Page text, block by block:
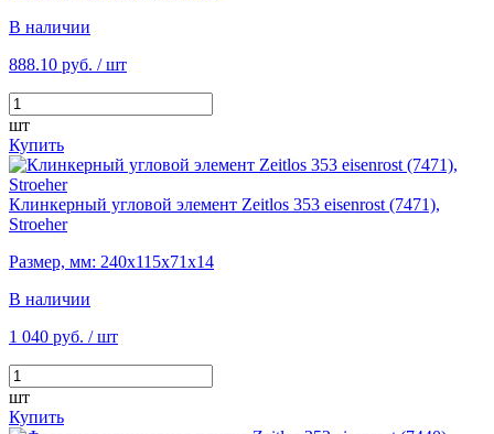
В наличии
888.10 руб. / шт
шт
Купить
Клинкерный угловой элемент Zeitlos 353 eisenrost (7471),
Stroeher
Размер, мм: 240х115х71х14
В наличии
1 040 руб. / шт
шт
Купить